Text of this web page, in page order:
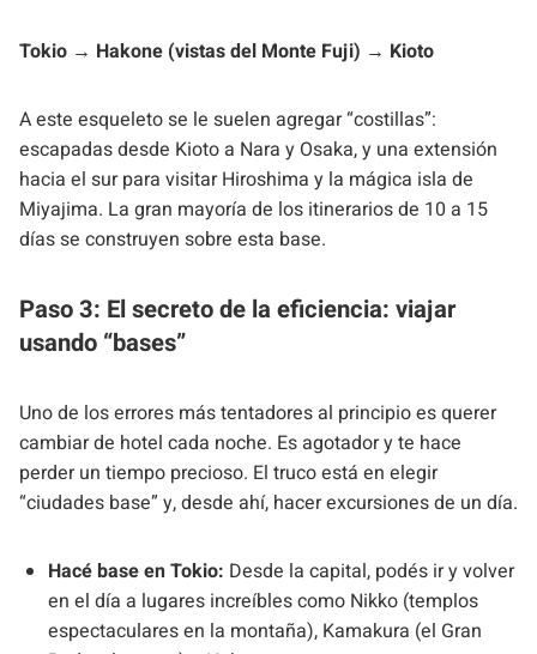
Tokio → Hakone (vistas del Monte Fuji) → Kioto
A este esqueleto se le suelen agregar “costillas”:
escapadas desde Kioto a Nara y Osaka, y una extensión
hacia el sur para visitar Hiroshima y la mágica isla de
Miyajima. La gran mayoría de los itinerarios de 10 a 15
días se construyen sobre esta base.
Paso 3: El secreto de la eficiencia: viajar
usando “bases”
Uno de los errores más tentadores al principio es querer
cambiar de hotel cada noche. Es agotador y te hace
perder un tiempo precioso. El truco está en elegir
“ciudades base” y, desde ahí, hacer excursiones de un día.
Hacé base en Tokio: Desde la capital, podés ir y volver
en el día a lugares increíbles como Nikko (templos
espectaculares en la montaña), Kamakura (el Gran